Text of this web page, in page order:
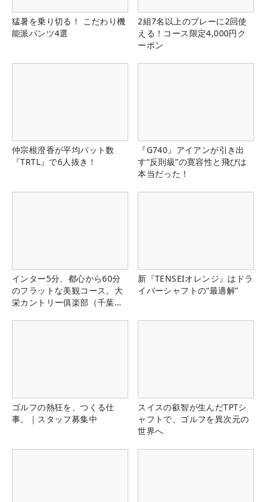
猛暑を乗り切る！ こだわり機
能派パンツ4選
2組7名以上のプレーに2回使
える！コース限定4,000円ク
ーポン
仲宗根澄香が平均パット数
『TRTL』で6人抜き！
『G740』アイアンが引き出
す“反則級”の寛容性と飛びは
本当だった！
インター5分、都心から60分
のフラットな美観コース。大
栄カントリー俱楽部（千葉
新『TENSEIオレンジ』はドラ
イバーシャフトの“最適解”
ゴルフの熱狂を、つくる仕
事。｜スタッフ募集中
スイスの叡智が生んだTPTシ
ャフトで、ゴルフを異次元の
世界へ